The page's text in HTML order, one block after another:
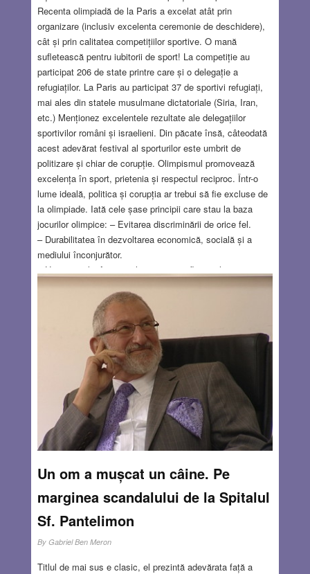
Recenta olimpiadă de la Paris a excelat atât prin
organizare (inclusiv excelenta ceremonie de deschidere),
cât și prin calitatea competițiilor sportive. O mană
sufletească pentru iubitorii de sport! La competiție au
participat 206 de state printre care și o delegație a
refugiaților. La Paris au participat 37 de sportivi refugiați,
mai ales din statele musulmane dictatoriale (Siria, Iran,
etc.) Menționez excelentele rezultate ale delegațiilor
sportivilor români și israelieni. Din păcate însă, câteodată
acest adevărat festival al sporturilor este umbrit de
politizare și chiar de corupție. Olimpismul promovează
excelența în sport, prietenia și respectul reciproc. Într-o
lume ideală, politica și corupția ar trebui să fie excluse de
la olimpiade. Iată cele șase principii care stau la baza
jocurilor olimpice: – Evitarea discriminării de orice fel.
– Durabilitatea în dezvoltarea economică, socială și a
mediului înconjurător.
– Umanismul – în centrul atenției se află omul.
– Universalitatea. Sportul aparține tuturor și impactul său
– Solidaritatea. Comitetului Olimpic Internațional ajută
comitetele naționale, mai ales pe cele care au cea mai
– Sportul, educația și cultura trebuie să meargă mână în
Să le luăm pe rând și să vedem în ce măsură aceste
principii sunt respectate.
Read more…
AUG 15, 2024 21 COMMENTS
Un om a mușcat un câine. Pe
marginea scandalului de la Spitalul
Sf. Pantelimon
By Gabriel Ben Meron
Titlul de mai sus e clasic, el prezintă adevărata față a